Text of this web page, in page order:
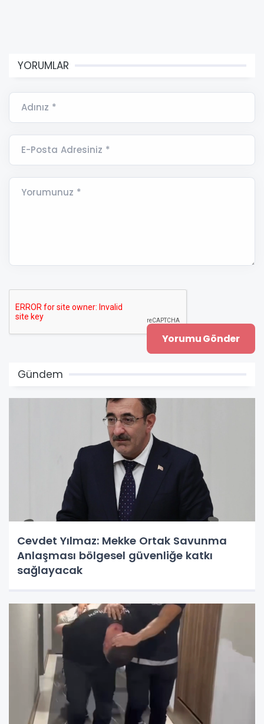
YORUMLAR
Adınız *
E-Posta Adresiniz *
Yorumunuz *
Gündem
Cevdet Yılmaz: Mekke Ortak Savunma
Anlaşması bölgesel güvenliğe katkı
sağlayacak